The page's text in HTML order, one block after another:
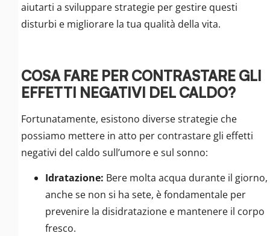
aiutarti a sviluppare strategie per gestire questi
disturbi e migliorare la tua qualità della vita.
COSA FARE PER CONTRASTARE GLI
EFFETTI NEGATIVI DEL CALDO?
Fortunatamente, esistono diverse strategie che
possiamo mettere in atto per contrastare gli effetti
negativi del caldo sull’umore e sul sonno:
Idratazione: Bere molta acqua durante il giorno,
anche se non si ha sete, è fondamentale per
prevenire la disidratazione e mantenere il corpo
fresco.